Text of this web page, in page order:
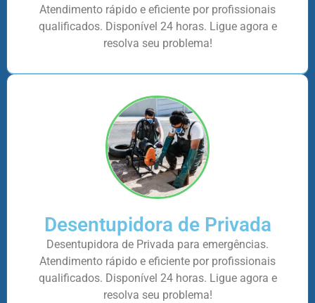
Atendimento rápido e eficiente por profissionais
qualificados. Disponível 24 horas. Ligue agora e
resolva seu problema!
Desentupidora de Privada
Desentupidora de Privada para emergências.
Atendimento rápido e eficiente por profissionais
qualificados. Disponível 24 horas. Ligue agora e
resolva seu problema!